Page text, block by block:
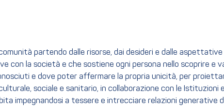
partendo dalle risorse, dai desideri e dalle aspettative
con la società e che sostiene ogni persona nello scoprire e
e dove poter affermare la propria unicità, per
sociale e sanitario, in collaborazione con le Istituzioni
impegnandosi a tessere e intrecciare relazioni generative